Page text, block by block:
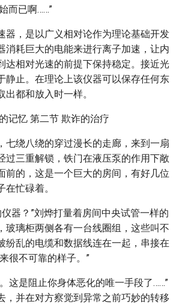
而已啊……”
器，是以广义相对论作为理论基础开发
消耗巨大的电能来进行离子加速，让内
达相对光速的前提下保持稳定。接近光
静止。在理论上该仪器可以保存任何东
都和放入时一样。
记忆 第二节 欺诈的治疗
七绕八绕的穿过漫长的走廊，来到一扇
过三重解锁，铁门在液压泵的作用下敞
前的，这是一个巨大的房间，有好几位
忙碌着。
器？”刘烨打量着房间中央试管一样的
玻璃柜两侧各有一台线圈组，这些叫不
纷乱的电缆和数据线连在一起，串接在
很不可靠的样子。”
这是阻止你身体恶化的唯一手段了……”
，并在对方察觉到异常之前巧妙的转移